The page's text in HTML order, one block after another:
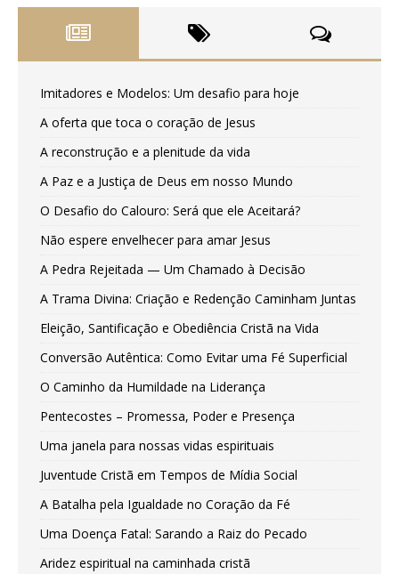
Imitadores e Modelos: Um desafio para hoje
A oferta que toca o coração de Jesus
A reconstrução e a plenitude da vida
A Paz e a Justiça de Deus em nosso Mundo
O Desafio do Calouro: Será que ele Aceitará?
Não espere envelhecer para amar Jesus
A Pedra Rejeitada — Um Chamado à Decisão
A Trama Divina: Criação e Redenção Caminham Juntas
Eleição, Santificação e Obediência Cristã na Vida
Conversão Autêntica: Como Evitar uma Fé Superficial
O Caminho da Humildade na Liderança
Pentecostes – Promessa, Poder e Presença
Uma janela para nossas vidas espirituais
Juventude Cristã em Tempos de Mídia Social
A Batalha pela Igualdade no Coração da Fé
Uma Doença Fatal: Sarando a Raiz do Pecado
Aridez espiritual na caminhada cristã